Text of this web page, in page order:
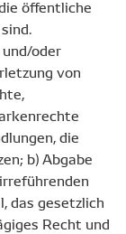
öffentliche
oder
von
die
b) Abgabe
das gesetzlich
Recht und